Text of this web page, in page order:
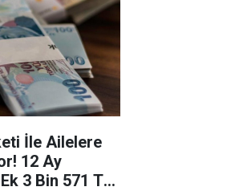
İle Ailelere
12 Ay
3 Bin 571 TL